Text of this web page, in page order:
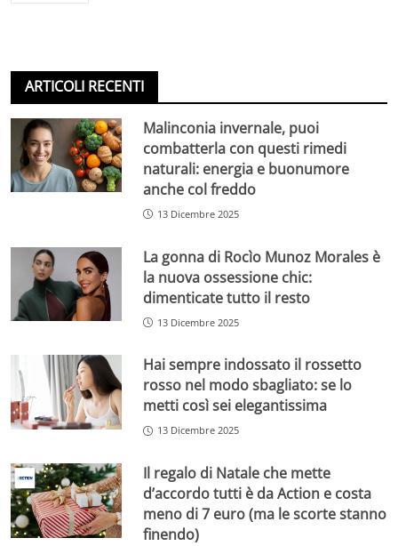
ARTICOLI RECENTI
Malinconia invernale, puoi
combatterla con questi rimedi
naturali: energia e buonumore
anche col freddo
13 Dicembre 2025
La gonna di Rocìo Munoz Morales è
la nuova ossessione chic:
dimenticate tutto il resto
13 Dicembre 2025
Hai sempre indossato il rossetto
rosso nel modo sbagliato: se lo
metti così sei elegantissima
13 Dicembre 2025
Il regalo di Natale che mette
d’accordo tutti è da Action e costa
meno di 7 euro (ma le scorte stanno
finendo)